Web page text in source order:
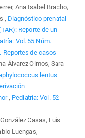
Ana Isabel Bracho,
, Diagnóstico prenatal
Reporte de un
Vol. 55 Núm.
Reportes de casos
Álvarez Olmos, Sara
lentus
, Pediatría: Vol. 52
Casas, Luis
Luengas,